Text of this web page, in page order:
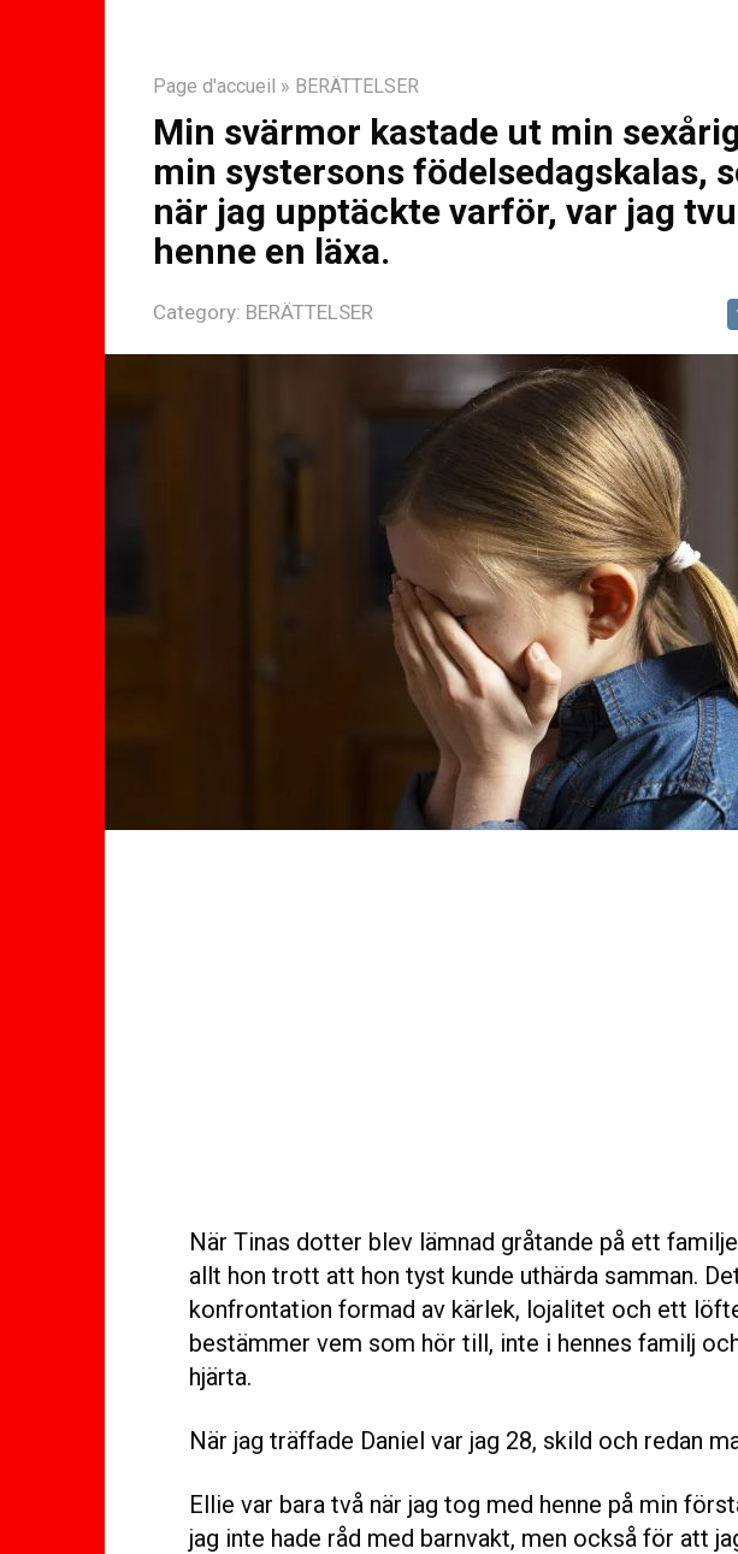
Page d'accueil » BERÄTTELSER
Min svärmor kastade ut min
min systersons födelsedagskalas,
när jag upptäckte varför, var jag
henne en läxa.
Category: BERÄTTELSER
När Tinas dotter blev lämnad gråtande på ett
allt hon trott att hon tyst kunde uthärda samman.
konfrontation formad av kärlek, lojalitet och ett
bestämmer vem som hör till, inte i hennes familj
hjärta.
När jag träffade Daniel var jag 28, skild och redan
Ellie var bara två när jag tog med henne på min
jag inte hade råd med barnvakt, men också för att